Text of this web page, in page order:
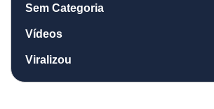
Sem Categoria
Vídeos
Viralizou